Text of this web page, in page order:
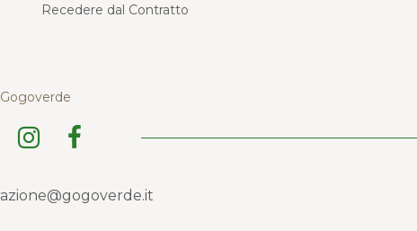
Recedere dal Contratto